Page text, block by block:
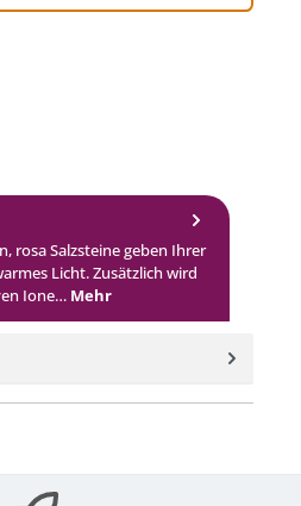
rosa Salzsteine geben Ihrer
Licht. Zusätzlich wird
Ione… Mehr